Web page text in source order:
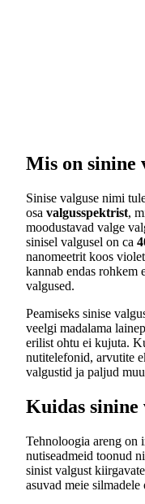
Mis on sinine
Sinise valguse nimi
osa valgusspektrist,
moodustavad valge
sinisel valgusel on ca
nanomeetrit koos
kannab endas rohkem
valgused.
Peamiseks sinise
veelgi madalama
erilist ohtu ei kujuta.
nutitelefonid, arvutite
valgustid ja paljud
Kuidas sinine
Tehnoloogia areng on
nutiseadmeid toonud
sinist valgust
asuvad meie